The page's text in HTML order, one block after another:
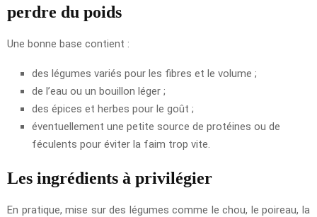
perdre du poids
Une bonne base contient :
des légumes variés pour les fibres et le volume ;
de l’eau ou un bouillon léger ;
des épices et herbes pour le goût ;
éventuellement une petite source de protéines ou de
féculents pour éviter la faim trop vite.
Les ingrédients à privilégier
En pratique, mise sur des légumes comme le chou, le poireau, la